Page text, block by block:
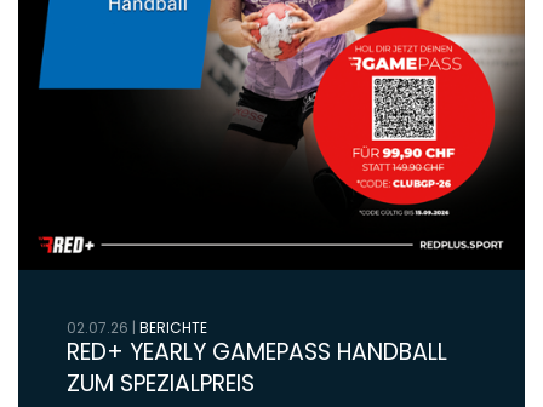
02.07.26 | BERICHTE
RED+ YEARLY GAMEPASS HANDBALL
ZUM SPEZIALPREIS